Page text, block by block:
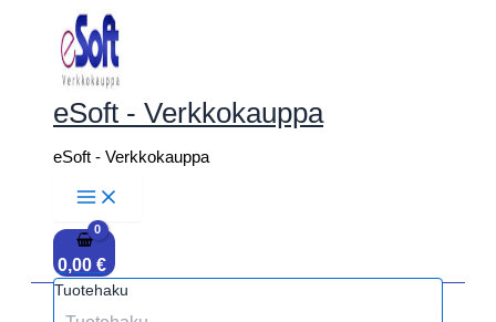
sisältöön
eSoft - Verkkokauppa
eSoft - Verkkokauppa
0,00 €
Tuotehaku